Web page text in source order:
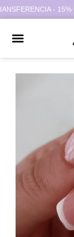
- 15%